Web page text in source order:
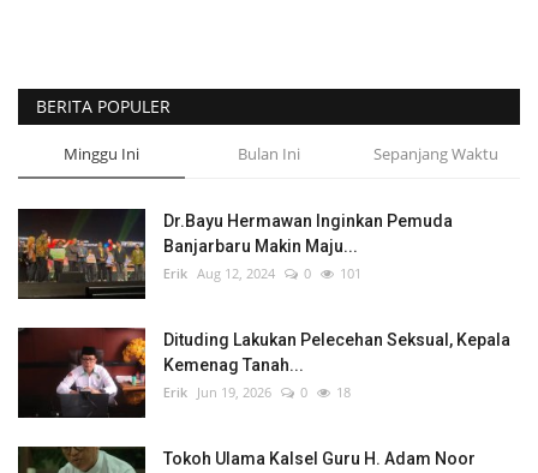
BERITA POPULER
Minggu Ini Bulan Ini Sepanjang Waktu
Dr.Bayu Hermawan Inginkan Pemuda
Banjarbaru Makin Maju...
Erik Aug 12, 2024 0 101
Dituding Lakukan Pelecehan Seksual, Kepala
Kemenag Tanah...
Erik Jun 19, 2026 0 18
Tokoh Ulama Kalsel Guru H. Adam Noor